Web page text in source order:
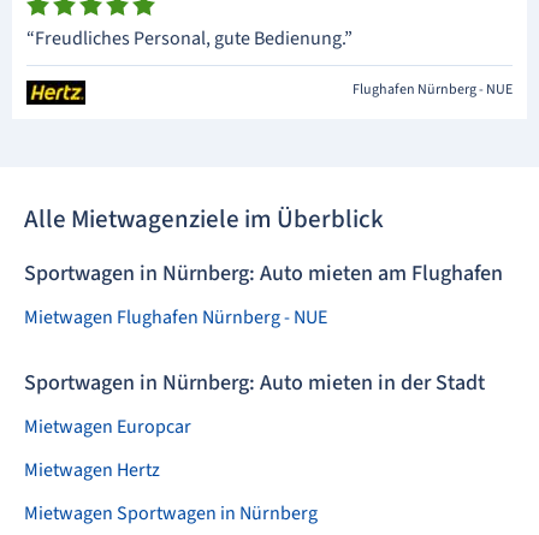
“Freudliches Personal, gute Bedienung.”
Flughafen Nürnberg - NUE
Alle Mietwagenziele im Überblick
Sportwagen in Nürnberg: Auto mieten am Flughafen
Mietwagen Flughafen Nürnberg - NUE
Sportwagen in Nürnberg: Auto mieten in der Stadt
Mietwagen Europcar
Mietwagen Hertz
Mietwagen Sportwagen in Nürnberg